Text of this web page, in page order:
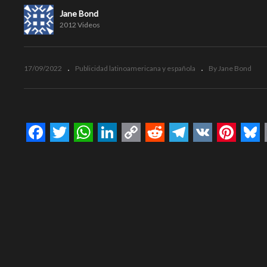
Jane Bond
2012 Videos
17/09/2022 Publicidad latinoamericana y española By Jane Bond